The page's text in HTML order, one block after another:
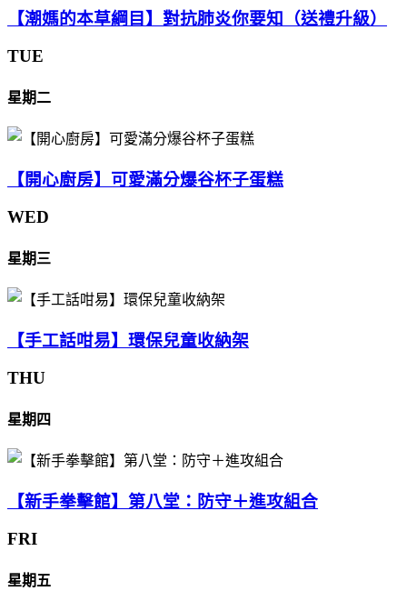
【潮媽的本草綱目】對抗肺炎你要知（送禮升級）
TUE
星期二
【開心廚房】可愛滿分爆谷杯子蛋糕
WED
星期三
【手工話咁易】環保兒童收納架
THU
星期四
【新手拳擊館】第八堂：防守＋進攻組合
FRI
星期五